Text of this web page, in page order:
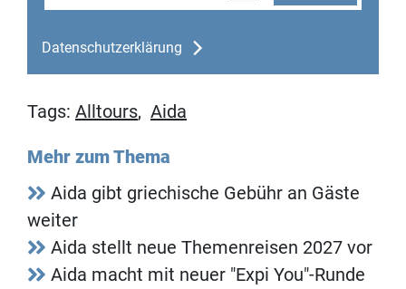
Datenschutzerklärung
Tags: Alltours, Aida
Mehr zum Thema
Aida gibt griechische Gebühr an Gäste
weiter
Aida stellt neue Themenreisen 2027 vor
Aida macht mit neuer "Expi You"-Runde